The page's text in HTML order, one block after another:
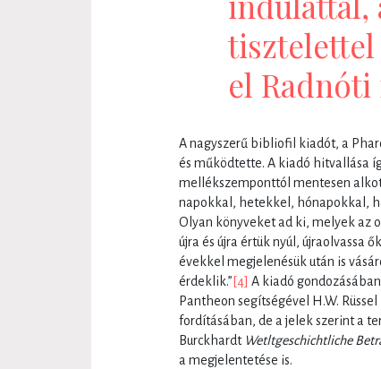
el
A nagyszerű bibliofil kiadót, a
és működtette. A kiadó hitvallása
mellékszemponttól mentesen
napokkal, hetekkel, hónapokkal,
Olyan könyveket ad ki, melyek az
újra és újra értük nyúl, újraolvassa
évekkel megjelenésük után is
érdeklik.” [4] A kiadó
Pantheon segítségével H.W. Rüssel
fordításában, de a jelek szerint a
Burckhardt Wetltgeschichtliche
a megjelentetése is.